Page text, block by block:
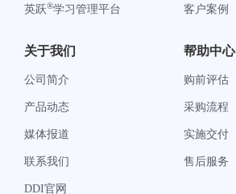
英跃®学习管理平台 客户案例
关于我们
公司简介
产品动态
媒体报道
联系我们
DDI官网
帮助中心
购前评估
采购流程
实施交付
售后服务